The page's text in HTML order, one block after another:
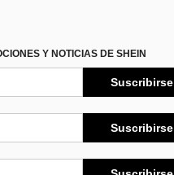
Y NOTICIAS DE SHEIN
Suscribirse
Suscribirse